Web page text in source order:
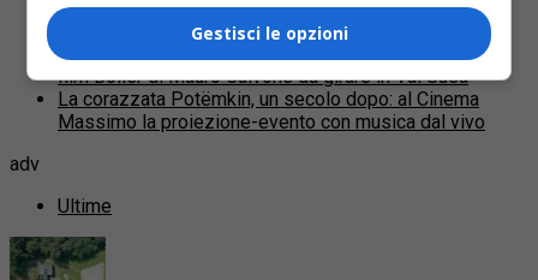
Il Museo del Cinema omaggia Alfred Hitchcock
proiettando 12 capolavori americani
Si cercano attori amatoriali, comparse e bambini per il
film Boiler di Mauro Calvone da girare in Val Susa
La corazzata Potëmkin, un secolo dopo: al Cinema
Massimo la proiezione-evento con musica dal vivo
adv
Ultime
Gestisci le opzioni